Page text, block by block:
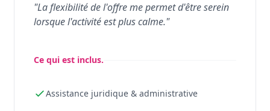
"La flexibilité de l'offre me permet d'être serein
lorsque l'activité est plus calme."
Ce qui est inclus.
Assistance juridique & administrative